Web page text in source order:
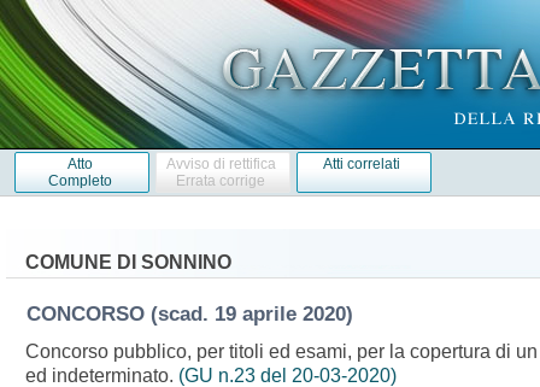
Atto
Completo
Avviso di rettifica
Errata corrige
Atti correlati
COMUNE DI SONNINO
CONCORSO (scad. 19 aprile 2020)
Concorso pubblico, per titoli ed esami, per la copertura di
ed indeterminato. (GU n.23 del 20-03-2020)